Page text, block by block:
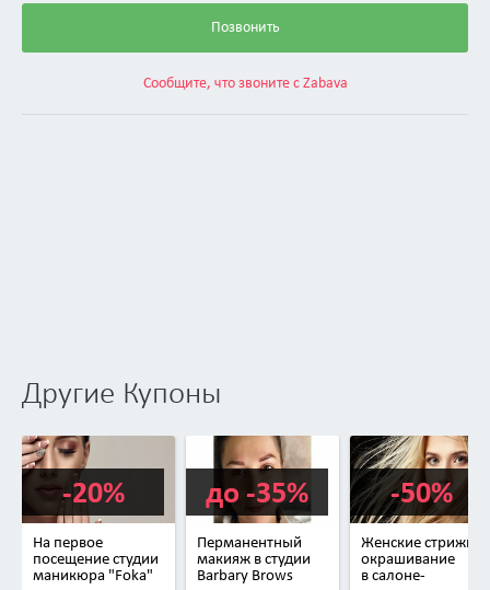
Позвонить
Сообщите, что звоните с Zabava
Другие Купоны
На первое
посещение студии
маникюра "Foka"
-20%
Перманентный
макияж в студии
Barbary Brows
до -35%
Женские стрижки,
окрашивание
в салоне-
-50%